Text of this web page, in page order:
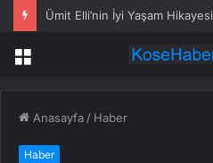
Ümit Elli’nin İyi Yaşam Hikayesi
Menü
Anasayfa / Haber
Haber